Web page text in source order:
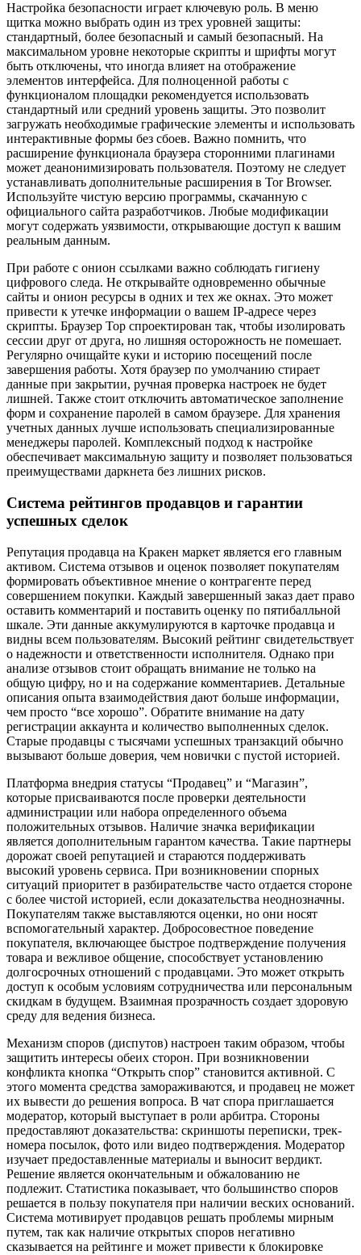
Настройка безопасности играет ключевую роль. В меню
щитка можно выбрать один из трех уровней защиты:
стандартный, более безопасный и самый безопасный. На
максимальном уровне некоторые скрипты и шрифты могут
быть отключены, что иногда влияет на отображение
элементов интерфейса. Для полноценной работы с
функционалом площадки рекомендуется использовать
стандартный или средний уровень защиты. Это позволит
загружать необходимые графические элементы и использовать
интерактивные формы без сбоев. Важно помнить, что
расширение функционала браузера сторонними плагинами
может деанонимизировать пользователя. Поэтому не следует
устанавливать дополнительные расширения в Tor Browser.
Используйте чистую версию программы, скачанную с
официального сайта разработчиков. Любые модификации
могут содержать уязвимости, открывающие доступ к вашим
реальным данным.
При работе с онион ссылками важно соблюдать гигиену
цифрового следа. Не открывайте одновременно обычные
сайты и онион ресурсы в одних и тех же окнах. Это может
привести к утечке информации о вашем IP-адресе через
скрипты. Браузер Тор спроектирован так, чтобы изолировать
сессии друг от друга, но лишняя осторожность не помешает.
Регулярно очищайте куки и историю посещений после
завершения работы. Хотя браузер по умолчанию стирает
данные при закрытии, ручная проверка настроек не будет
лишней. Также стоит отключить автоматическое заполнение
форм и сохранение паролей в самом браузере. Для хранения
учетных данных лучше использовать специализированные
менеджеры паролей. Комплексный подход к настройке
обеспечивает максимальную защиту и позволяет пользоваться
преимуществами даркнета без лишних рисков.
Система рейтингов продавцов и гарантии
успешных сделок
Репутация продавца на Кракен маркет является его главным
активом. Система отзывов и оценок позволяет покупателям
формировать объективное мнение о контрагенте перед
совершением покупки. Каждый завершенный заказ дает право
оставить комментарий и поставить оценку по пятибалльной
шкале. Эти данные аккумулируются в карточке продавца и
видны всем пользователям. Высокий рейтинг свидетельствует
о надежности и ответственности исполнителя. Однако при
анализе отзывов стоит обращать внимание не только на
общую цифру, но и на содержание комментариев. Детальные
описания опыта взаимодействия дают больше информации,
чем просто “все хорошо”. Обратите внимание на дату
регистрации аккаунта и количество выполненных сделок.
Старые продавцы с тысячами успешных транзакций обычно
вызывают больше доверия, чем новички с пустой историей.
Платформа внедрия статусы “Продавец” и “Магазин”,
которые присваиваются после проверки деятельности
администрации или набора определенного объема
положительных отзывов. Наличие значка верификации
является дополнительным гарантом качества. Такие партнеры
дорожат своей репутацией и стараются поддерживать
высокий уровень сервиса. При возникновении спорных
ситуаций приоритет в разбирательстве часто отдается стороне
с более чистой историей, если доказательства неоднозначны.
Покупателям также выставляются оценки, но они носят
вспомогательный характер. Добросовестное поведение
покупателя, включающее быстрое подтверждение получения
товара и вежливое общение, способствует установлению
долгосрочных отношений с продавцами. Это может открыть
доступ к особым условиям сотрудничества или персональным
скидкам в будущем. Взаимная прозрачность создает здоровую
среду для ведения бизнеса.
Механизм споров (диспутов) настроен таким образом, чтобы
защитить интересы обеих сторон. При возникновении
конфликта кнопка “Открыть спор” становится активной. С
этого момента средства замораживаются, и продавец не может
их вывести до решения вопроса. В чат спора приглашается
модератор, который выступает в роли арбитра. Стороны
предоставляют доказательства: скриншоты переписки, трек-
номера посылок, фото или видео подтверждения. Модератор
изучает предоставленные материалы и выносит вердикт.
Решение является окончательным и обжалованию не
подлежит. Статистика показывает, что большинство споров
решается в пользу покупателя при наличии веских оснований.
Система мотивирует продавцов решать проблемы мирным
путем, так как наличие открытых споров негативно
сказывается на рейтинге и может привести к блокировке